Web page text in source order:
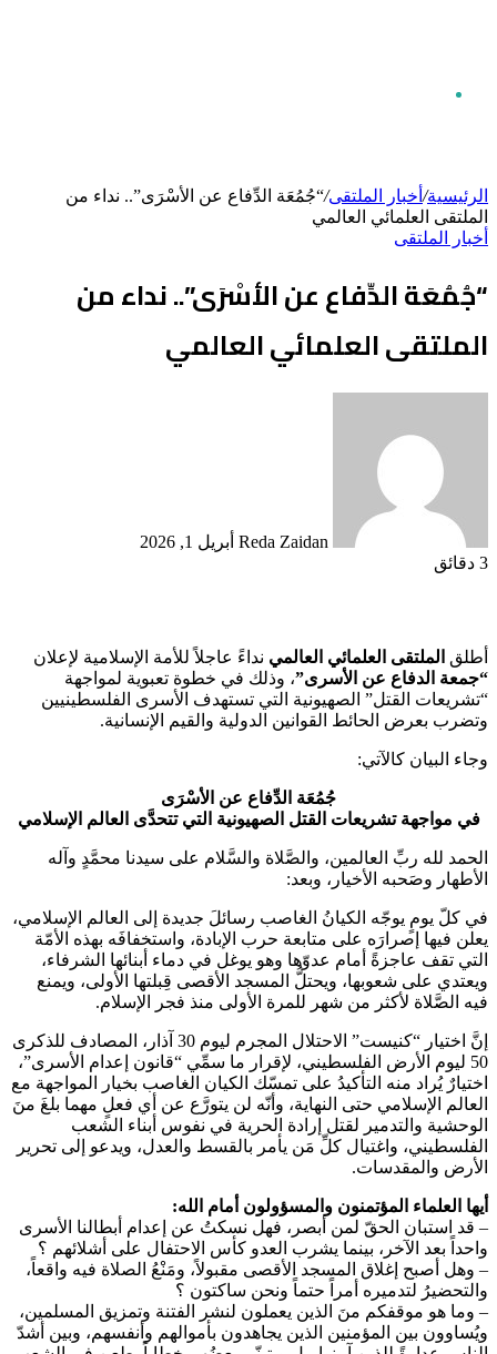
عن
الرئيسية/ أخبار الملتقى/“جُمُعَة الدِّفاع عن الأسْرَى”.. نداء من
الملتقى العلمائي العالمي
أخبار الملتقى
“جُمُعَة الدِّفاع عن الأسْرَى”.. نداء من
الملتقى العلمائي العالمي
Reda Zaidan أبريل 1, 2026
3 دقائق
أطلق الملتقى العلمائي العالمي نداءً عاجلاً للأمة الإسلامية لإعلان
“جمعة الدفاع عن الأسرى”، وذلك في خطوة تعبوية لمواجهة
“تشريعات القتل” الصهيونية التي تستهدف الأسرى الفلسطينيين
وتضرب بعرض الحائط القوانين الدولية والقيم الإنسانية.
وجاء البيان كالآتي:
جُمُعَة الدِّفاع عن الأسْرَى
في مواجهة تشريعات القتل الصهيونية التي تتحدَّى العالم الإسلامي
الحمد لله ربِّ العالمين، والصَّلاة والسَّلام على سيدنا محمَّدٍ وآله
الأطهار وصَحبه الأخيار، وبعد:
في كلّ يومٍ يوجّه الكيانُ الغاصب رسائلَ جديدة إلى العالم الإسلامي،
يعلن فيها إصرارَه على متابعة حرب الإبادة، واستخفافَه بهذه الأمّة
التي تقف عاجزةً أمام عدوّها وهو يوغل في دماء أبنائها الشرفاء،
ويعتدي على شعوبها، ويحتلُّ المسجد الأقصى قِبلتها الأولى، ويمنع
فيه الصَّلاة لأكثر من شهر للمرة الأولى منذ فجر الإسلام.
إنَّ اختيار “كنيست” الاحتلال المجرم ليوم 30 آذار، المصادف للذكرى
50 ليوم الأرض الفلسطيني، لإقرار ما سمِّي “قانون إعدام الأسرى”،
اختيارٌ يُراد منه التأكيدُ على تمسّك الكيان الغاصب بخيار المواجهة مع
العالم الإسلامي حتى النهاية، وأنّه لن يتورَّع عن أي فعلٍ مهما بلغَ منَ
الوحشية والتدمير لقتل إرادة الحرية في نفوس أبناء الشعب
الفلسطيني، واغتيال كلِّ مَن يأمر بالقسط والعدل، ويدعو إلى تحرير
الأرض والمقدسات.
أيها العلماء المؤتمنون والمسؤولون أمام الله:
– قد استبان الحقّ لمن أبصر، فهل نسكتُ عن إعدام أبطالنا الأسرى
واحداً بعد الآخر، بينما يشرب العدو كأس الاحتفال على أشلائهم ؟
– وهل أصبح إغلاق المسجد الأقصى مقبولاً، ومَنْعُ الصلاة فيه واقعاً،
والتحضيرُ لتدميره أمراً حتماً ونحن ساكتون ؟
– وما هو موقفكم منَ الذين يعملون لنشر الفتنة وتمزيق المسلمين،
ويُساوون بين المؤمنين الذين يجاهدون بأموالهم وأنفسهم، وبين أشدّ